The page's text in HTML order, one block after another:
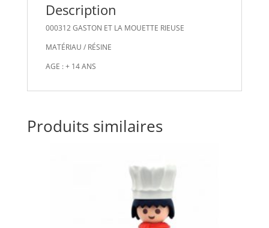
Description
000312 GASTON ET LA MOUETTE RIEUSE
MATÉRIAU / RÉSINE
AGE : + 14 ANS
Produits similaires